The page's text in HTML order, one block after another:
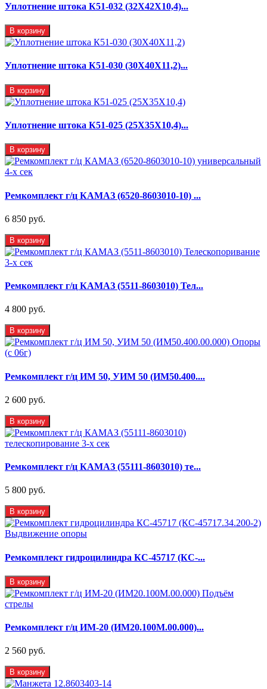
Уплотнение штока К51-032 (32Х42Х10,4)...
В корзину
Уплотнение штока К51-030 (30Х40Х11,2)...
В корзину
Уплотнение штока К51-025 (25Х35Х10,4)...
В корзину
Ремкомплект г/ц КАМАЗ (6520-8603010-10) ...
6 850 руб.
В корзину
Ремкомплект г/ц КАМАЗ (5511-8603010) Тел...
4 800 руб.
В корзину
Ремкомплект г/ц ИМ 50, УИМ 50 (ИМ50.400....
2 600 руб.
В корзину
Ремкомплект г/ц КАМАЗ (55111-8603010) те...
5 800 руб.
В корзину
Ремкомплект гидроцилиндра КС-45717 (КС-...
В корзину
Ремкомплект г/ц ИМ-20 (ИМ20.100М.00.000)...
2 560 руб.
В корзину